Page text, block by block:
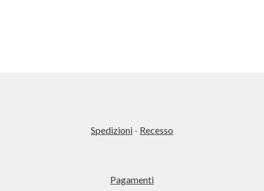
Spedizioni - Recesso
Pagamenti